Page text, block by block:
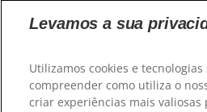
© 2025 Hill's Pet
Levamos a sua
Utilizamos cookies e
compreender como utiliza o
criar experiências mais valiosas